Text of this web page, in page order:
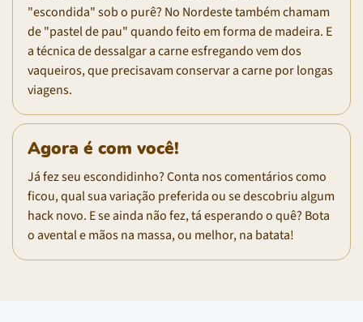
"escondida" sob o purê? No Nordeste também chamam
de "pastel de pau" quando feito em forma de madeira. E
a técnica de dessalgar a carne esfregando vem dos
vaqueiros, que precisavam conservar a carne por longas
viagens.
Agora é com você!
Já fez seu escondidinho? Conta nos comentários como
ficou, qual sua variação preferida ou se descobriu algum
hack novo. E se ainda não fez, tá esperando o quê? Bota
o avental e mãos na massa, ou melhor, na batata!